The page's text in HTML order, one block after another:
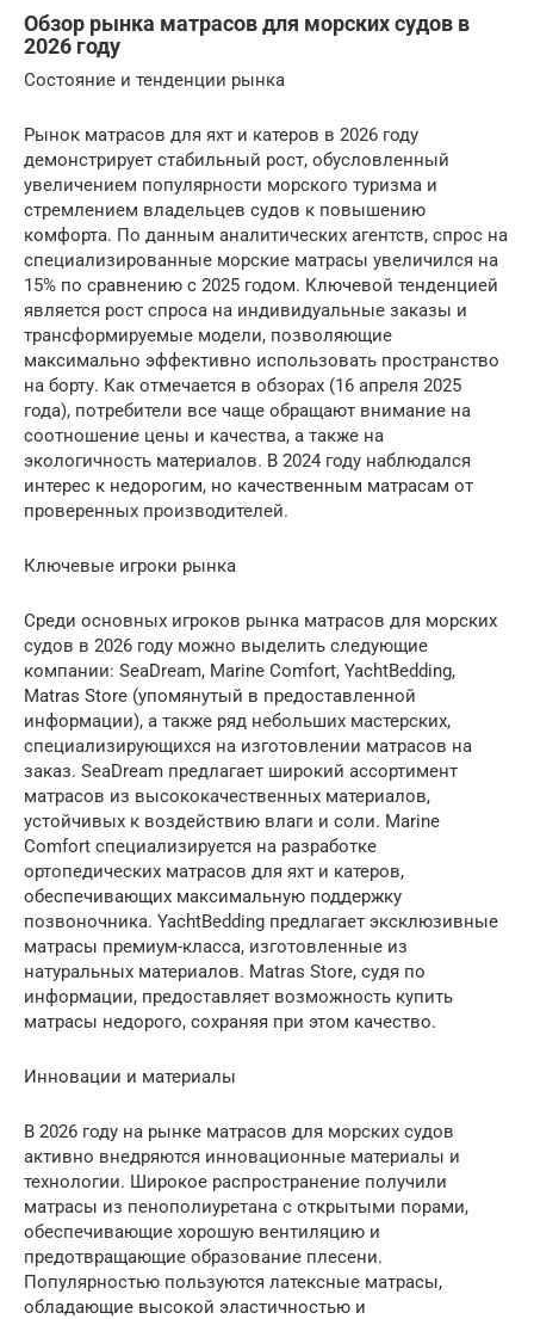
Обзор рынка матрасов для морских судов в
2026 году
Состояние и тенденции рынка
Рынок матрасов для яхт и катеров в 2026 году
демонстрирует стабильный рост, обусловленный
увеличением популярности морского туризма и
стремлением владельцев судов к повышению
комфорта. По данным аналитических агентств, спрос на
специализированные морские матрасы увеличился на
15% по сравнению с 2025 годом. Ключевой тенденцией
является рост спроса на индивидуальные заказы и
трансформируемые модели, позволяющие
максимально эффективно использовать пространство
на борту. Как отмечается в обзорах (16 апреля 2025
года), потребители все чаще обращают внимание на
соотношение цены и качества, а также на
экологичность материалов. В 2024 году наблюдался
интерес к недорогим, но качественным матрасам от
проверенных производителей.
Ключевые игроки рынка
Среди основных игроков рынка матрасов для морских
судов в 2026 году можно выделить следующие
компании: SeaDream, Marine Comfort, YachtBedding,
Matras Store (упомянутый в предоставленной
информации), а также ряд небольших мастерских,
специализирующихся на изготовлении матрасов на
заказ. SeaDream предлагает широкий ассортимент
матрасов из высококачественных материалов,
устойчивых к воздействию влаги и соли. Marine
Comfort специализируется на разработке
ортопедических матрасов для яхт и катеров,
обеспечивающих максимальную поддержку
позвоночника. YachtBedding предлагает эксклюзивные
матрасы премиум-класса, изготовленные из
натуральных материалов. Matras Store, судя по
информации, предоставляет возможность купить
матрасы недорого, сохраняя при этом качество.
Инновации и материалы
В 2026 году на рынке матрасов для морских судов
активно внедряются инновационные материалы и
технологии. Широкое распространение получили
матрасы из пенополиуретана с открытыми порами,
обеспечивающие хорошую вентиляцию и
предотвращающие образование плесени.
Популярностью пользуются латексные матрасы,
обладающие высокой эластичностью и